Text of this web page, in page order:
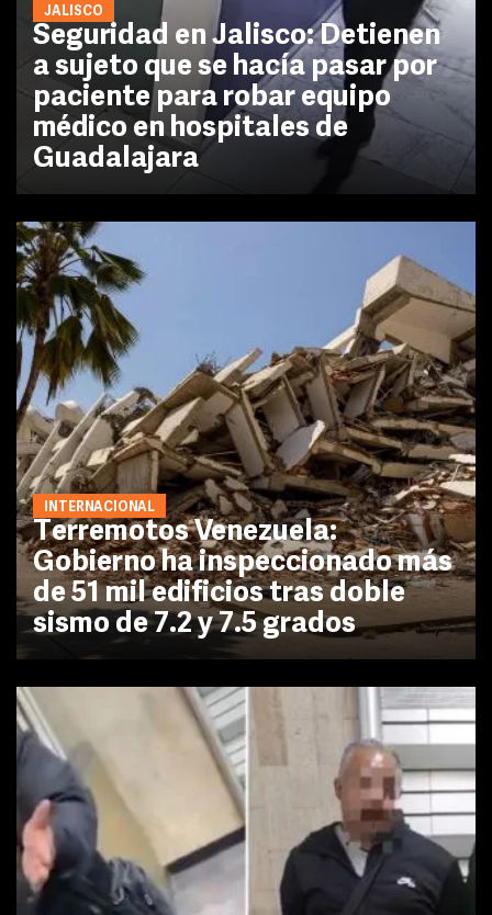
JALISCO
Seguridad en Jalisco: Detienen
a sujeto que se hacía pasar por
paciente para robar equipo
médico en hospitales de
Guadalajara
INTERNACIONAL
Terremotos Venezuela:
Gobierno ha inspeccionado más
de 51 mil edificios tras doble
sismo de 7.2 y 7.5 grados